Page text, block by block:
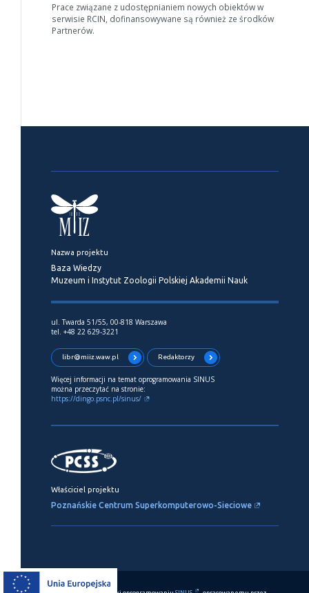
Prace związane z udostępnianiem nowych obiektów w
serwisie RCIN, dofinansowywane są również ze środków
Partnerów.
Nazwa projektu
Baza Wiedzy
Muzeum i Instytut Zoologii Polskiej Akademii Nauk
ul. Twarda 51/55, 00-818 Warszawa
tel. +48 22 629-3221
libr@miiz.waw.pl Redaktorzy
Więcej informacji na temat oprogramowania SINUS
można przeczytać na stronie:
https://dingo.psnc.pl/sinus/
Właściciel projektu
Poznańskie Centrum Superkomputerowo-Sieciowe